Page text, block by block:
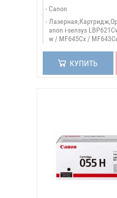
Canon
anon i-sensys
w / MF645Cx /
КУПИТЬ